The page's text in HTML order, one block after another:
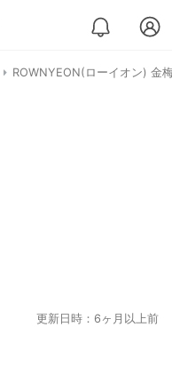
ROWNYEON(ローイオン) 金
更新日時：6ヶ月以上前